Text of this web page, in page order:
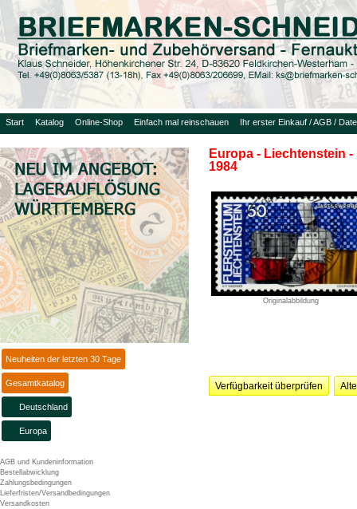
Start Katalog Online-Shop Einfach mal reinschauen Ihr erster Einkauf / AGB /
Neuheiten der letzten 30 Tage
Gesamtkatalog
Deutschland
Europa
AGB und Kundeninformation
Bestellabwicklung
Zahlungsbedingungen
Lieferfristen/Versandbedingungen
Versandkosten
Europa - Liechtenstein
1984
Originalabbildung
Verfügbarkeit überprüfen